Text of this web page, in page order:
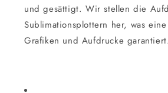
und gesättigt. Wir stellen die
Sublimationsplottern her, was
Grafiken und Aufdrucke garantiert.